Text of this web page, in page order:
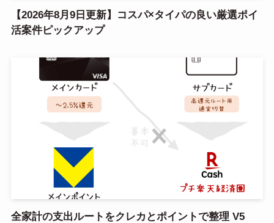
【2026年8月9日更新】コスパ×タイパの良い厳選ポイ
活案件ピックアップ
全家計の支出ルートをクレカとポイントで整理 V5